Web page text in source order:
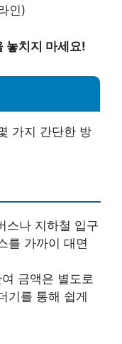
인)
놓치지 마세요!
가지 간단한 방
스나 지하철 입구
를 가까이 대면
금액은 별도로
기를 통해 쉽게